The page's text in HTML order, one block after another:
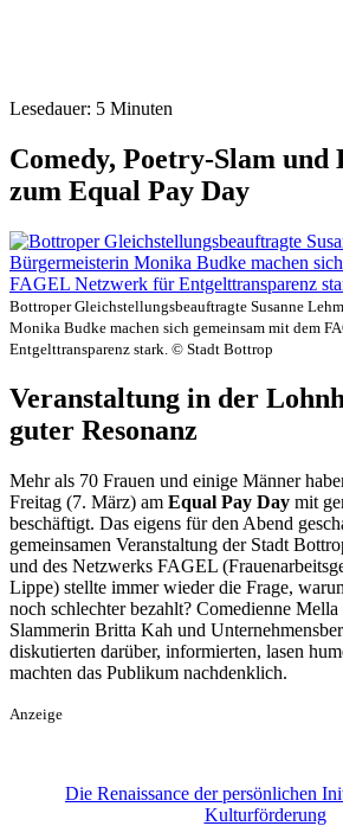
Lesedauer: 5 Minuten
Comedy, Poetry-Slam und
zum Equal Pay Day
Bottroper Gleichstellungsbeauftragte Susanne
Monika Budke machen sich gemeinsam mit dem
Entgelttransparenz stark. © Stadt Bottrop
Veranstaltung in der
guter Resonanz
Mehr als 70 Frauen und einige Männer
Freitag (7. März) am Equal Pay Day mit
beschäftigt. Das eigens für den Abend
gemeinsamen Veranstaltung der Stadt
und des Netzwerks FAGEL
Lippe) stellte immer wieder die Frage,
noch schlechter bezahlt? Comedienne
Slammerin Britta Kah und
diskutierten darüber, informierten, lasen
machten das Publikum nachdenklich.
Anzeige
Die Renaissance der persönlichen
Kulturförderung